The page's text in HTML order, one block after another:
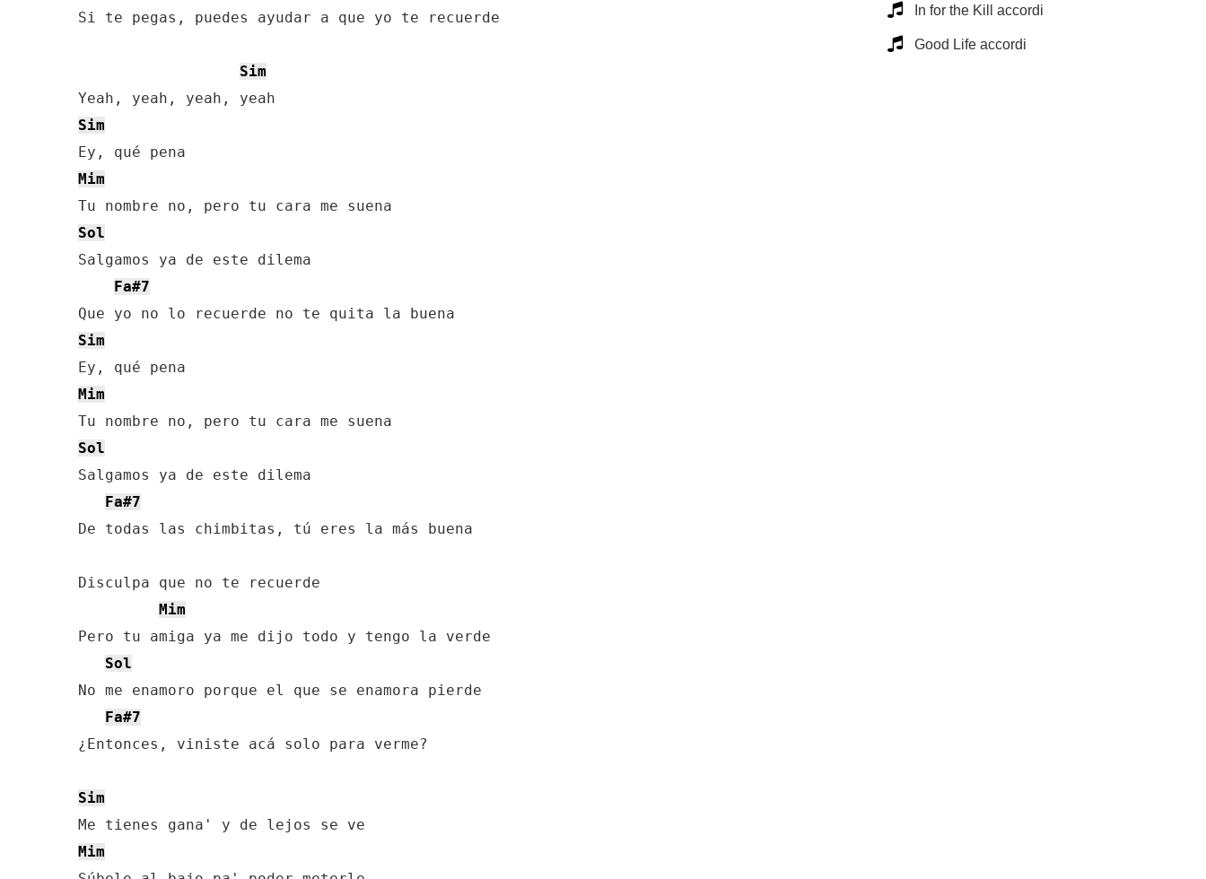
Si te pegas, puedes ayudar a que yo te recuerde
Sim
Sim
Mim
Sol
Salgamos ya de este dilema
Fa#7
Sim
Mim
Sol
Salgamos ya de este dilema
Fa#7
De todas las chimbitas, tú eres la más buena
Disculpa que no te recuerde
Mim
Pero tu amiga ya me dijo todo y tengo la verde
Sol
No me enamoro porque el que se enamora pierde
Fa#7
¿Entonces, viniste acá solo para verme?
Sim
Mim
In for the Kill accordi
Good Life accordi